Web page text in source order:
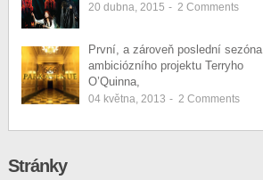
20 dubna, 2015 - 2 Comments
První, a zároveň poslední sezóna
ambiciózního projektu Terryho
O’Quinna,
04 května, 2013 - 2 Comments
Stránky